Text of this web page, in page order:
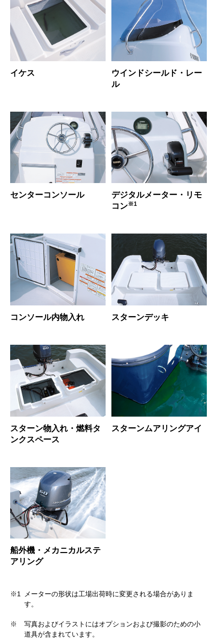
イケス
ウインドシールド・レー
ル
センターコンソール
デジタルメーター・リモ
コン※1
コンソール内物入れ スターンデッキ
スターン物入れ・燃料タ
ンクスペース
スターンムアリングアイ
船外機・メカニカルステ
アリング
※1 メーターの形状は工場出荷時に変更される場合がありま
す。
※
写真およびイラストにはオプションおよび撮影のための小
道具が含まれています。